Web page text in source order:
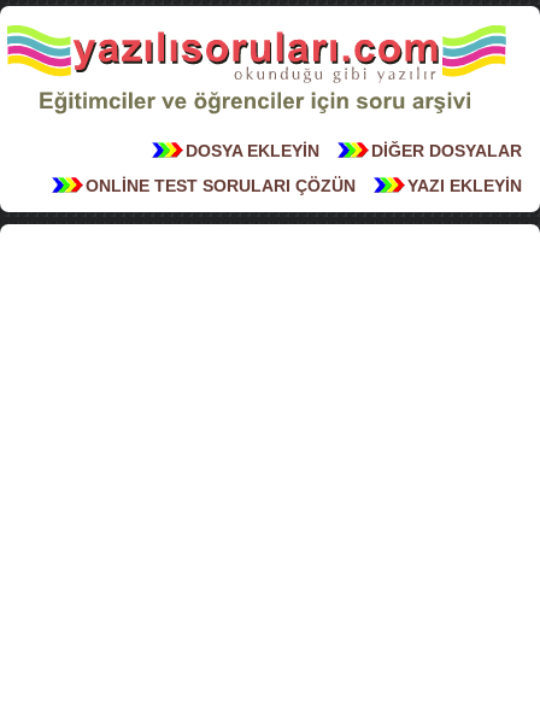
DİĞER DOSYALAR
DOSYA EKLEYİN
YAZI EKLEYİN
ONLİNE TEST SORULARI ÇÖZÜN